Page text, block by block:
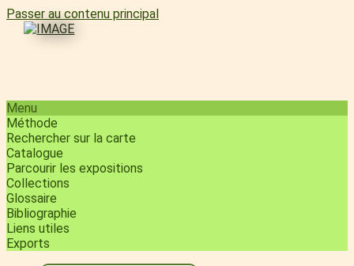
Passer au contenu principal
Menu
Méthode
Rechercher sur la carte
Catalogue
Parcourir les expositions
Collections
Glossaire
Bibliographie
Liens utiles
Exports